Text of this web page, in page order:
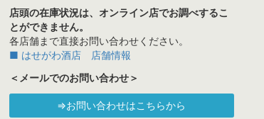
店頭の在庫状況は、オンライン店でお調べするこ
とができません。
各店舗まで直接お問い合わせください。
■ はせがわ酒店 店舗情報
＜メールでのお問い合わせ＞
⇒お問い合わせはこちらから